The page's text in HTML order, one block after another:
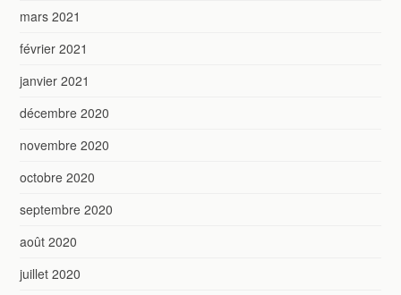
mars 2021
février 2021
janvier 2021
décembre 2020
novembre 2020
octobre 2020
septembre 2020
août 2020
juillet 2020